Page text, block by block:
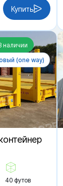
Купить
наличии
(one way)
40 футов